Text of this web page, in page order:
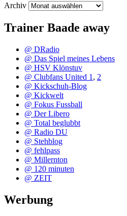
Archiv
Trainer Baade away
@ DRadio
@ Das Spiel meines Lebens
@ HSV Klönstuv
@ Clubfans United 1 , 2
@ Kickschuh-Blog
@ Kickwelt
@ Fokus Fussball
@ Der Libero
@ Total beglubbt
@ Radio DU
@ Stehblog
@ fehlpass
@ Millernton
@ 120 minuten
@ ZEIT
Werbung